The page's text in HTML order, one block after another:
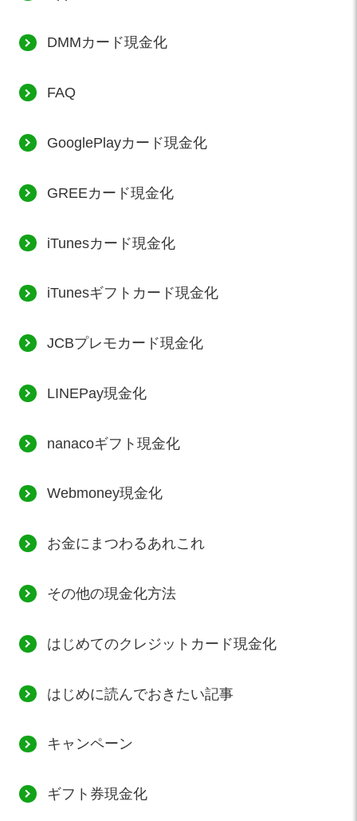
DMMカード現金化
FAQ
GooglePlayカード現金化
GREEカード現金化
iTunesカード現金化
iTunesギフトカード現金化
JCBプレモカード現金化
LINEPay現金化
nanacoギフト現金化
Webmoney現金化
お金にまつわるあれこれ
その他の現金化方法
はじめてのクレジットカード現金化
はじめに読んでおきたい記事
キャンペーン
ギフト券現金化